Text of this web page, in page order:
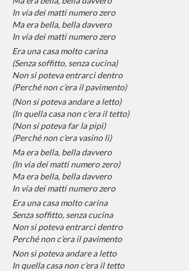
In via dei matti numero zero
Ma era bella, bella davvero
In via dei matti numero zero
Era una casa molto carina
(Senza soffitto, senza cucina)
Non si poteva entrarci dentro
(Perché non c’era il pavimento)
(Non si poteva andare a letto)
(In quella casa non c’era il tetto)
(Non si poteva far la pipì)
(Perché non c’era vasino lì)
Ma era bella, bella davvero
(In via dei matti numero zero)
Ma era bella, bella davvero
In via dei matti numero zero
Era una casa molto carina
Senza soffitto, senza cucina
Non si poteva entrarci dentro
Perché non c’era il pavimento
Non si poteva andare a letto
In quella casa non c’era il tetto